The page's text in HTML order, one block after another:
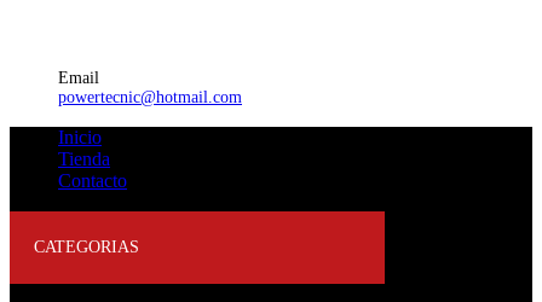
Email
powertecnic@hotmail.com
Inicio
Tienda
Contacto
CATEGORIAS